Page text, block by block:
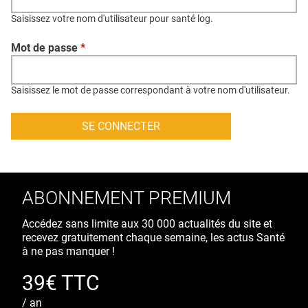
CONTACT
CRÉDITS
Saisissez votre nom d'utilisateur pour santé log.
Mot de passe *
Saisissez le mot de passe correspondant à votre nom d'utilisateur.
ABONNEMENT PREMIUM
Accédez sans limite aux 30 000 actualités du site et
recevez gratuitement chaque semaine, les actus Santé
à ne pas manquer !
39€ TTC
/ an